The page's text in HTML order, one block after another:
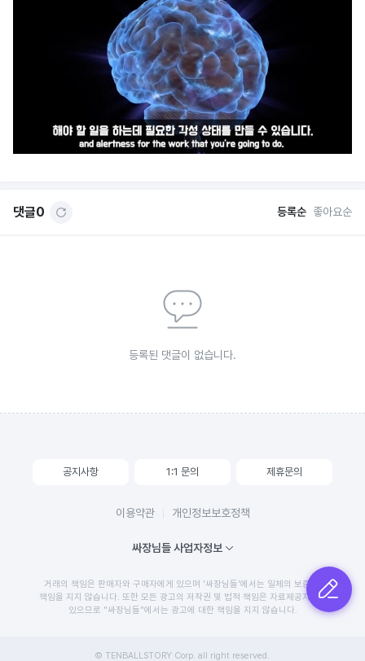
글쓰기
댓글0 등록순 좋아요순
등록된 댓글이 없습니다.
공지사항 1:1 문의 제휴문의
이용약관 개인정보보호정책
싸장님들 사업자정보
거래의 책임은 판매자와 구매자에게 있으며 '싸장님들'에서는 일체의 보증 및
책임을 지지 않습니다. 또한 모든 광고의 저작권 및 법적 책임은 자료제공자에게
있으므로 "싸장님들"에서는 광고에 대한 책임을 지지 않습니다.
© TENBALLSTORY Corp. all right reserved.